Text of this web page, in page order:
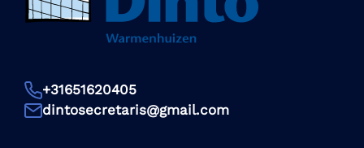
+31651620405
dintosecretaris@gmail.com